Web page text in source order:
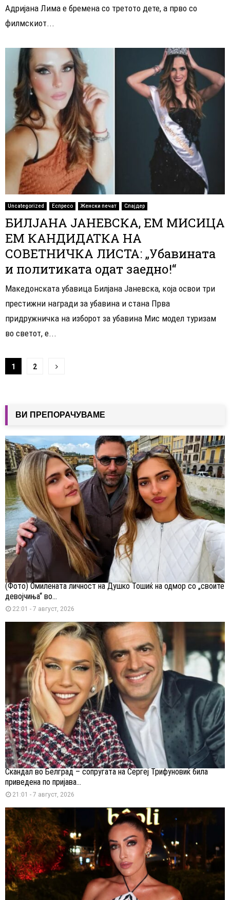
Адријана Лима е бремена со третото дете, а прво со
филмскиот...
Uncategorized Еспресо Женски печат Слајдер
БИЛЈАНА ЈАНЕВСКА, ЕМ МИСИЦА
ЕМ КАНДИДАТКА НА
СОВЕТНИЧКА ЛИСТА: „Убавината
и политиката одат заедно!“
Македонската убавица Билјана Јаневска, која освои три
престижни награди за убавина и стана Прва
придружничка на изборот за убавина Мис модел туризам
во светот, е...
Навигација
написи
1 2
ВИ ПРЕПОРАЧУВАМЕ
(Фото) Омилената личност на Душко Тошиќ на одмор со „своите
девојчиња“ во...
22:01 - 7 август, 2026
Скандал во Белград – сопругата на Сергеј Трифуновиќ била
приведена по пријава...
21:01 - 7 август, 2026